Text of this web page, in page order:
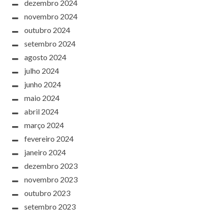
dezembro 2024
novembro 2024
outubro 2024
setembro 2024
agosto 2024
julho 2024
junho 2024
maio 2024
abril 2024
março 2024
fevereiro 2024
janeiro 2024
dezembro 2023
novembro 2023
outubro 2023
setembro 2023